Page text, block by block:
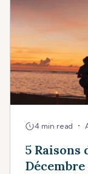
4 min read •
5 Raisons